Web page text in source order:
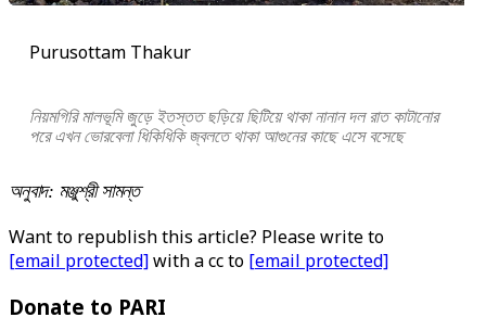
Purusottam Thakur
নিয়মগিরি মালভূমি জুড়ে ইতস্তত ছড়িয়ে ছিটিয়ে থাকা নানান দল রাত কাটানোর
পরে এখন ভোরবেলা ধিকিধিকি জ্বলতে থাকা আগুনের কাছে এসে বসেছে
অনুবাদ: মঞ্জুশ্রী সামন্ত
Want to republish this article? Please write to
[email protected]with a cc to [email protected]
Donate to PARI